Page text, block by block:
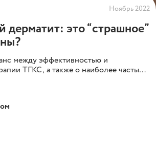
Ноябрь 2022
дерматит: это “страшное”
между эффективностью и
ТГКС, а также о наиболее частых
Вы узнаете из краткого